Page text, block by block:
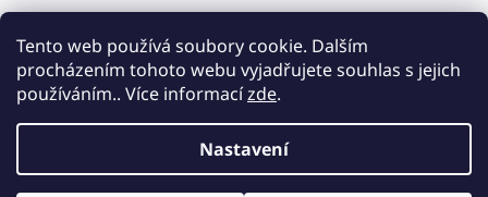
Tento web používá soubory cookie. Dalším
procházením tohoto webu vyjadřujete souhlas s jejich
používáním.. Více informacízde.
Nastavení
Facebook
Vytvořil Shoptet